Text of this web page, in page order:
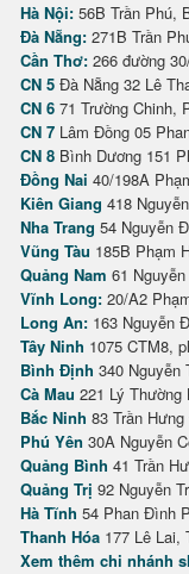
Hà Nội: 56B Trần Phú,
Đà Nẵng: 271B Trần
Cần Thơ: 266 đường
CN 5 Đà Nẵng 32 Lê
CN 6 71 Trường Chinh,
CN 7 Lâm Đồng 05
CN 8 Bình Dương 151
Đồng Nai 40/198A
Kiên Giang 418
Nha Trang 54 Nguyễn
Vũng Tàu 185B Phạm
Quảng Nam 61
Vĩnh Long: 20/A2
Long An: 163 Nguyễn
Tây Ninh 1075 CTM8,
Bình Định 340 Nguyễn
Cà Mau 221 Lý
Bắc Ninh 83 Trần
Phú Yên 30A Nguyễn
Quảng Bình 41 Trần
Quảng Trị 92 Nguyễn
Hà Tĩnh 54 Phan Đình
Thanh Hóa 177 Lê Lai,
Xem thêm chi nhánh